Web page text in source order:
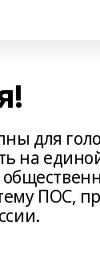
для
на
ПОС,